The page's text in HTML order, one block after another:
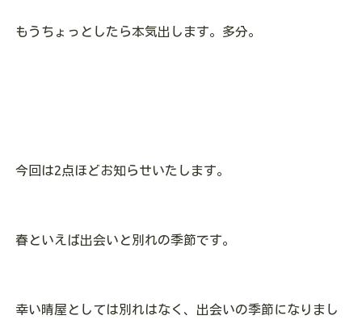
もうちょっとしたら本気出します。多分。
今回は2点ほどお知らせいたします。
春といえば出会いと別れの季節です。
幸い晴屋としては別れはなく、出会いの季節になりまし